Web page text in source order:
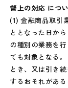
督上の対応 につ
(1) 金融商品取引
ととなった日か
の種別の業務を
ても対象となる
とき、又は引き
するおそれがあ